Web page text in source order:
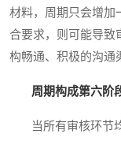
材料，周期只会增加
合要求，则可能导致
构畅通、积极的沟通
周期构成第六阶
当所有审核环节均